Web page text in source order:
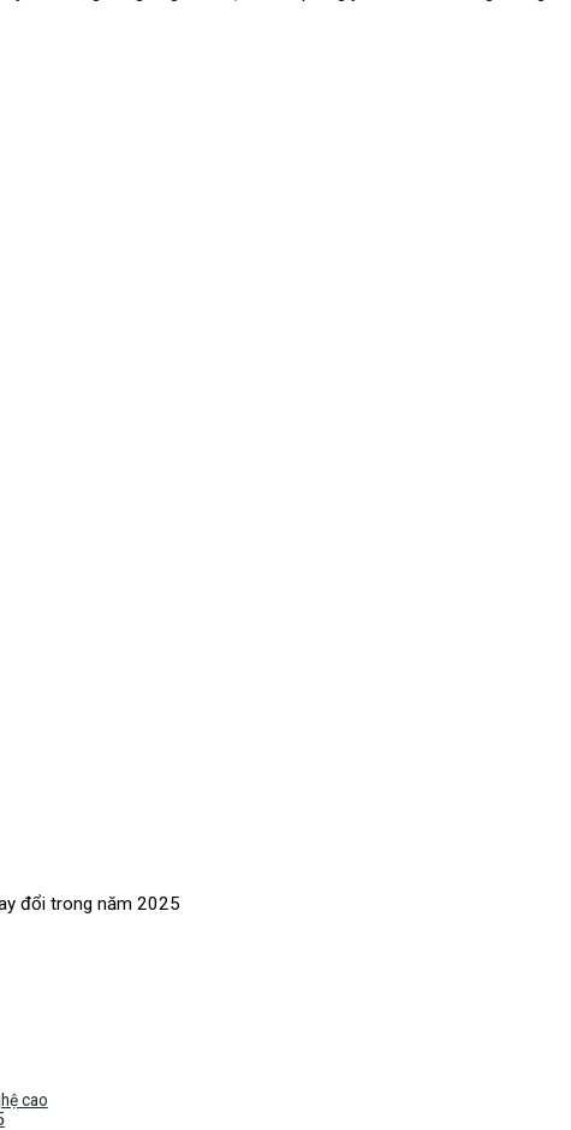
đổi trong năm 2025
cao